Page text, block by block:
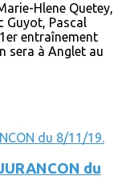
Hlene Quetey,
Guyot, Pascal
entraînement
sera à Anglet au
du